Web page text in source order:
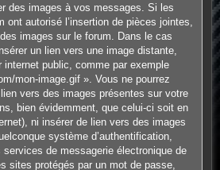
des images à vos messages. Si les
ont autorisé l’insertion de pièces jointes,
images sur le forum. Dans le cas
un lien vers une image distante,
internet public, comme par exemple
mon-image.gif ». Vous ne pourrez
vers des images présentes sur votre
bien évidemment, que celui-ci soit en
ni insérer de lien vers des images
système d’authentification,
de messagerie électronique de
sites protégés par un mot de passe,